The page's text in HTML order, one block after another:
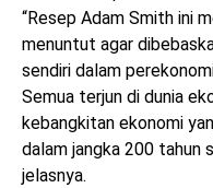
“Resep Adam Smith ini
menuntut agar
sendiri dalam
Semua terjun di dunia
kebangkitan ekonomi
dalam jangka 200 tahun
jelasnya.